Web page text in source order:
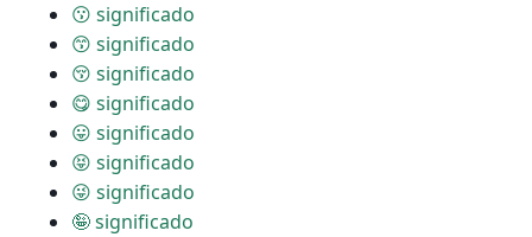
😗 significado
😙 significado
😚 significado
😋 significado
😛 significado
😝 significado
😜 significado
🤪 significado